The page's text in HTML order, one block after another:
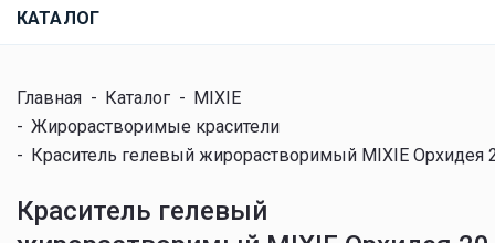
КАТАЛОГ
Главная - Каталог - MIXIE
- Жирорастворимые красители
- Краситель гелевый жирорастворимый MIXIE Орхидея
Краситель гелевый